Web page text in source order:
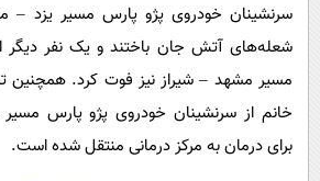
فرهنگی
بین الملل
اجتماعی
سرنشینان خودروی پژو پارس مسیر یزد –
شعله‌های آتش جان باختند و یک نفر دیگر
مسیر مشهد – شیراز نیز فوت کرد. همچنین
خانم از سرنشینان خودروی پژو پارس
برای درمان به مرکز درمانی منتقل شده است.